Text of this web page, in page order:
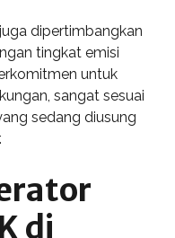
dipertimbangkan
tingkat emisi
untuk
sangat sesuai
sedang diusung
di